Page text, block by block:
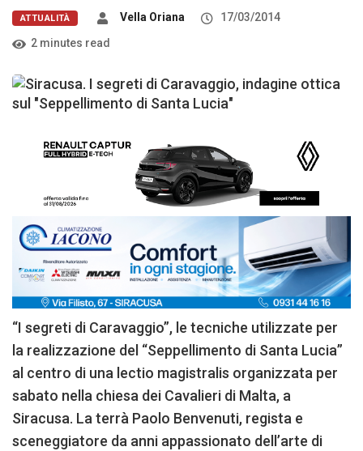
ATTUALITÀ Vella Oriana
17/03/2014
2 minutes read
“I segreti di Caravaggio”, le tecniche utilizzate per
la realizzazione del “Seppellimento di Santa Lucia”
al centro di una lectio magistralis organizzata per
sabato nella chiesa dei Cavalieri di Malta, a
Siracusa. La terrà Paolo Benvenuti, regista e
sceneggiatore da anni appassionato dell’arte di